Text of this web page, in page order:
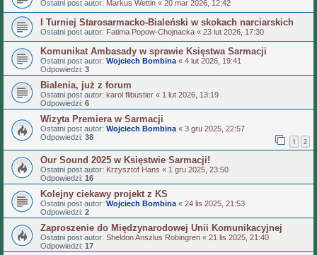
Ostatni post autor: Markus Wettin « 20 mar 2026, 12:42
I Turniej Starosarmacko-Bialeński w skokach narciarskich
Ostatni post autor: Fatima Popow-Chojnacka « 23 lut 2026, 17:30
Komunikat Ambasady w sprawie Księstwa Sarmacji
Ostatni post autor: Wojciech Bombina « 4 lut 2026, 19:41
Odpowiedzi: 3
Bialenia, już z forum
Ostatni post autor: karol flibustier « 1 lut 2026, 13:19
Odpowiedzi: 6
Wizyta Premiera w Sarmacji
Ostatni post autor: Wojciech Bombina « 3 gru 2025, 22:57
Odpowiedzi: 38 1 2
Our Sound 2025 w Księstwie Sarmacji!
Ostatni post autor: Krzysztof Hans « 1 gru 2025, 23:50
Odpowiedzi: 16
Kolejny ciekawy projekt z KS
Ostatni post autor: Wojciech Bombina « 24 lis 2025, 21:53
Odpowiedzi: 2
Zaproszenie do Międzynarodowej Unii Komunikacyjnej
Ostatni post autor: Sheldon Anszlus Robingren « 21 lis 2025, 21:40
Odpowiedzi: 17